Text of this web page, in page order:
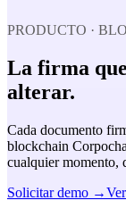
PRODUCTO ·
La firma que
alterar.
Cada documento
blockchain
cualquier momento,
Solicitar demo →